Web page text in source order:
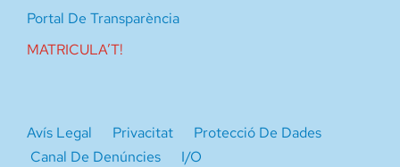
Portal De Transparència
MATRICULA’T!
Avís Legal Privacitat
Protecció De Dades
Canal De Denúncies
I/O